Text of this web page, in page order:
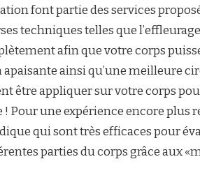
font partie des services
techniques telles que
afin que votre corps
apaisante ainsi qu’une meilleure
être appliquer sur votre corps
Pour une expérience encore plus
qui sont très efficaces pour
parties du corps grâce aux